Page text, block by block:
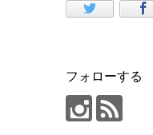
フォローする